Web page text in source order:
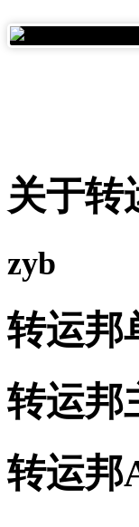
关于转
zyb
转运邦
转运邦
转运邦